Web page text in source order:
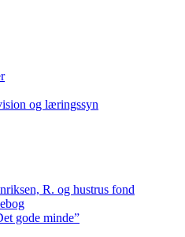
og læringssyn
R. og hustrus fond
gode minde”